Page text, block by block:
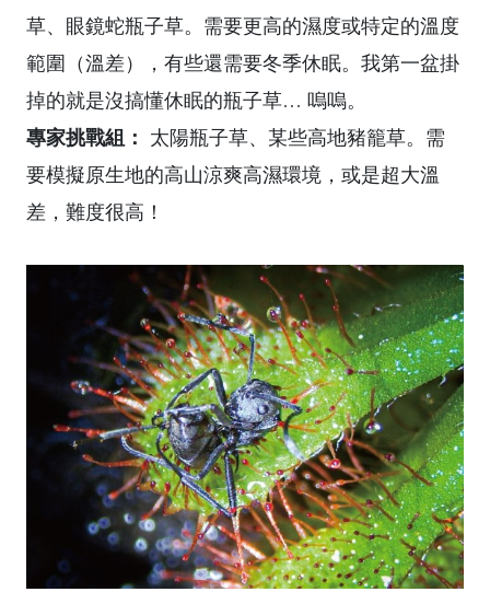
草、眼鏡蛇瓶子草。需要更高的濕度或特定的溫度
範圍（溫差），有些還需要冬季休眠。我第一盆掛
掉的就是沒搞懂休眠的瓶子草… 嗚嗚。
專家挑戰組： 太陽瓶子草、某些高地豬籠草。需
要模擬原生地的高山涼爽高濕環境，或是超大溫
差，難度很高！